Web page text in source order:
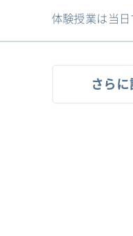
体験授業は当日
さら